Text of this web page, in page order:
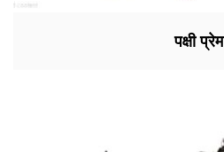
पक्षी प्रेम